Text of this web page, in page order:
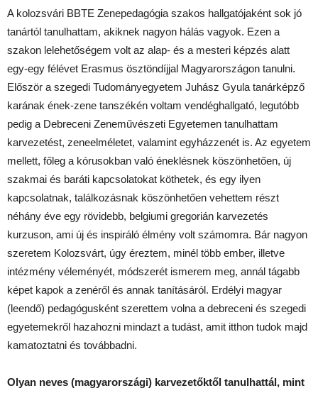
A kolozsvári BBTE Zenepedagógia szakos hallgatójaként sok jó
tanártól tanulhattam, akiknek nagyon hálás vagyok. Ezen a
szakon lelehetőségem volt az alap- és a mesteri képzés alatt
egy-egy félévet Erasmus ösztöndíjjal Magyarországon tanulni.
Először a szegedi Tudományegyetem Juhász Gyula tanárképző
karának ének-zene tanszékén voltam vendéghallgató, legutóbb
pedig a Debreceni Zeneművészeti Egyetemen tanulhattam
karvezetést, zeneelméletet, valamint egyházzenét is. Az egyetem
mellett, főleg a kórusokban való éneklésnek köszönhetően, új
szakmai és baráti kapcsolatokat köthetek, és egy ilyen
kapcsolatnak, találkozásnak köszönhetően vehettem részt
néhány éve egy rövidebb, belgiumi gregorián karvezetés
kurzuson, ami új és inspiráló élmény volt számomra. Bár nagyon
szeretem Kolozsvárt, úgy éreztem, minél több ember, illetve
intézmény véleményét, módszerét ismerem meg, annál tágabb
képet kapok a zenéről és annak tanításáról. Erdélyi magyar
(leendő) pedagógusként szerettem volna a debreceni és szegedi
egyetemekről hazahozni mindazt a tudást, amit itthon tudok majd
kamatoztatni és továbbadni.
Olyan neves (magyarországi) karvezetőktől tanulhattál, mint